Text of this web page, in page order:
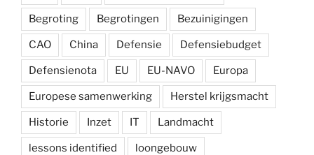
Begroting Begrotingen Bezuinigingen
CAO China Defensie Defensiebudget
Defensienota EU EU-NAVO Europa
Europese samenwerking Herstel krijgsmacht
Historie Inzet IT Landmacht
lessons identified loongebouw